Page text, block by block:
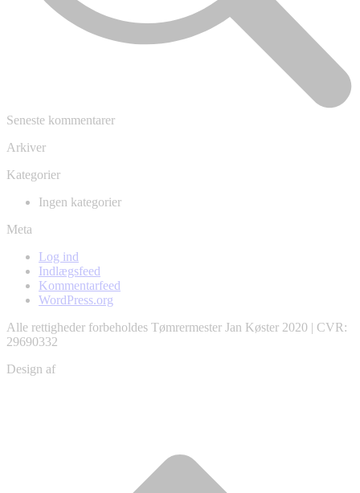
Seneste kommentarer
Arkiver
Kategorier
Ingen kategorier
Meta
Log ind
Indlægsfeed
Kommentarfeed
WordPress.org
Alle rettigheder forbeholdes Tømrermester Jan Køster 2020 | CVR:
29690332
Design af